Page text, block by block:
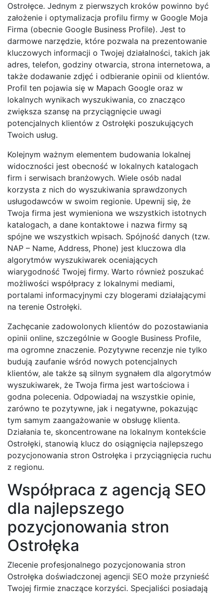
Ostrołęce. Jednym z pierwszych kroków powinno być
założenie i optymalizacja profilu firmy w Google Moja
Firma (obecnie Google Business Profile). Jest to
darmowe narzędzie, które pozwala na prezentowanie
kluczowych informacji o Twojej działalności, takich jak
adres, telefon, godziny otwarcia, strona internetowa, a
także dodawanie zdjęć i odbieranie opinii od klientów.
Profil ten pojawia się w Mapach Google oraz w
lokalnych wynikach wyszukiwania, co znacząco
zwiększa szansę na przyciągnięcie uwagi
potencjalnych klientów z Ostrołęki poszukujących
Twoich usług.
Kolejnym ważnym elementem budowania lokalnej
widoczności jest obecność w lokalnych katalogach
firm i serwisach branżowych. Wiele osób nadal
korzysta z nich do wyszukiwania sprawdzonych
usługodawców w swoim regionie. Upewnij się, że
Twoja firma jest wymieniona we wszystkich istotnych
katalogach, a dane kontaktowe i nazwa firmy są
spójne we wszystkich wpisach. Spójność danych (tzw.
NAP – Name, Address, Phone) jest kluczowa dla
algorytmów wyszukiwarek oceniających
wiarygodność Twojej firmy. Warto również poszukać
możliwości współpracy z lokalnymi mediami,
portalami informacyjnymi czy blogerami działającymi
na terenie Ostrołęki.
Zachęcanie zadowolonych klientów do pozostawiania
opinii online, szczególnie w Google Business Profile,
ma ogromne znaczenie. Pozytywne recenzje nie tylko
budują zaufanie wśród nowych potencjalnych
klientów, ale także są silnym sygnałem dla algorytmów
wyszukiwarek, że Twoja firma jest wartościowa i
godna polecenia. Odpowiadaj na wszystkie opinie,
zarówno te pozytywne, jak i negatywne, pokazując
tym samym zaangażowanie w obsługę klienta.
Działania te, skoncentrowane na lokalnym kontekście
Ostrołęki, stanowią klucz do osiągnięcia najlepszego
pozycjonowania stron Ostrołęka i przyciągnięcia ruchu
z regionu.
Współpraca z agencją SEO
dla najlepszego
pozycjonowania stron
Ostrołęka
Zlecenie profesjonalnego pozycjonowania stron
Ostrołęka doświadczonej agencji SEO może przynieść
Twojej firmie znaczące korzyści. Specjaliści posiadają